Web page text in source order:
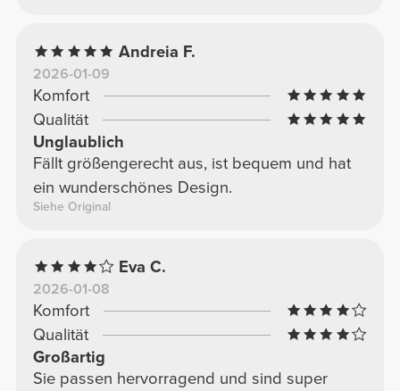
Andreia F.
2026-01-09
Komfort
Qualität
Unglaublich
Fällt größengerecht aus, ist bequem und hat
ein wunderschönes Design.
Siehe Original
Eva C.
2026-01-08
Komfort
Qualität
Großartig
Sie passen hervorragend und sind super